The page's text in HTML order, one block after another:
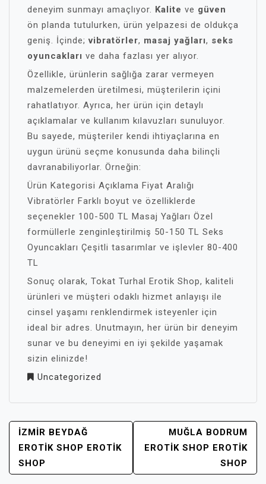
deneyim sunmayı amaçlıyor. Kalite ve güven
ön planda tutulurken, ürün yelpazesi de oldukça
geniş. İçinde;vibratörler, masaj yağları, seks
oyuncakları ve daha fazlası yer alıyor.
Özellikle, ürünlerin sağlığa zarar vermeyen
malzemelerden üretilmesi, müşterilerin içini
rahatlatıyor. Ayrıca, her ürün için detaylı
açıklamalar ve kullanım kılavuzları sunuluyor.
Bu sayede, müşteriler kendi ihtiyaçlarına en
uygun ürünü seçme konusunda daha bilinçli
davranabiliyorlar. Örneğin:
Ürün Kategorisi Açıklama Fiyat Aralığı
Vibratörler Farklı boyut ve özelliklerde
seçenekler 100-500 TL Masaj Yağları Özel
formüllerle zenginleştirilmiş 50-150 TL Seks
Oyuncakları Çeşitli tasarımlar ve işlevler 80-400
TL
Sonuç olarak, Tokat Turhal Erotik Shop, kaliteli
ürünleri ve müşteri odaklı hizmet anlayışı ile
cinsel yaşamı renklendirmek isteyenler için
ideal bir adres. Unutmayın, her ürün bir deneyim
sunar ve bu deneyimi en iyi şekilde yaşamak
sizin elinizde!
Uncategorized
YAZI
GEZINMESI
İZMIR BEYDAĞ
EROTIK SHOP EROTIK
SHOP
MUĞLA BODRUM
EROTIK SHOP EROTIK
SHOP